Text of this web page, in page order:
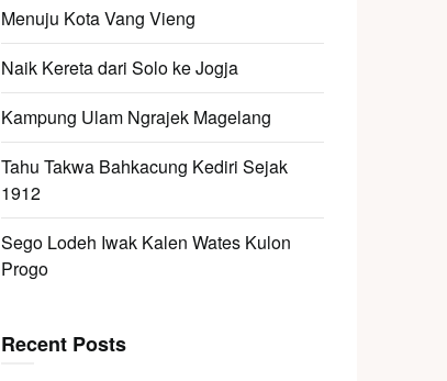
Menuju Kota Vang Vieng
Naik Kereta dari Solo ke Jogja
Kampung Ulam Ngrajek Magelang
Tahu Takwa Bahkacung Kediri Sejak
1912
Sego Lodeh Iwak Kalen Wates Kulon
Progo
Recent Posts